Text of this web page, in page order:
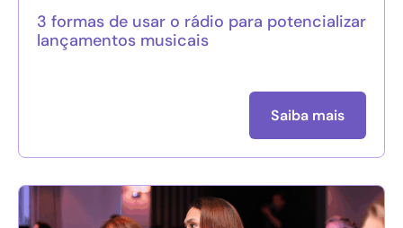
3 formas de usar o rádio para potencializar
lançamentos musicais
Saiba mais